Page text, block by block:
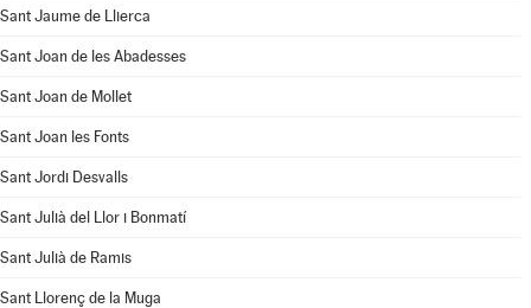
Sant Jaume de Llierca
Sant Joan de les Abadesses
Sant Joan de Mollet
Sant Joan les Fonts
Sant Jordi Desvalls
Sant Julià del Llor i Bonmatí
Sant Julià de Ramis
Sant Llorenç de la Muga